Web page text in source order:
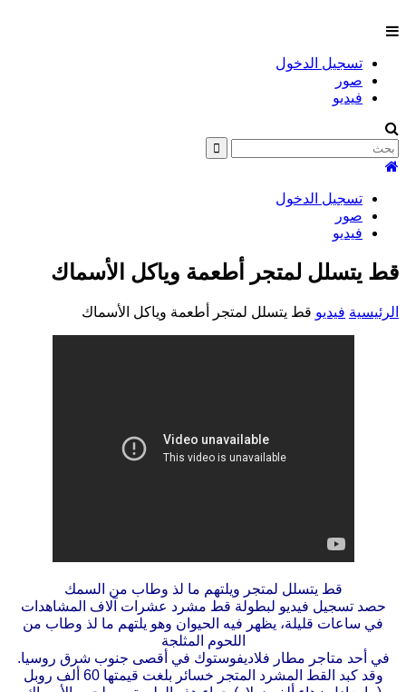
تسجيل الدخول
صور
فيديو
تسجيل الدخول
صور
فيديو
قط يتسلل لمتجر أطعمة وياكل الأسماك
الرئيسية فيديو قط يتسلل لمتجر أطعمة وياكل الأسماك
قط يتسلل لمتجر ويلتهم ما لذ وطاب من السمك
حصد تسجيل فيديو لبطولة قط مشرد عشرات آلاف المشاهدات
في ساعات قليلة، يظهر فيه الحيوان وهو يلتهم ما لذ وطاب من
اللحوم المثلجة
في أحد متاجر مطار فلاديفوستوك في أقصى جنوب شرق روسيا.
وقد كبد القط المشرد المتجر خسائر بلغت قيمتها 60 ألف روبل